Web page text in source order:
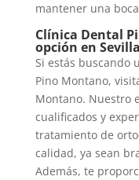
mantener una
Clínica Dental
opción en Sevilla
Si estás buscando
Pino Montano,
Montano. Nuestro
cualificados y
tratamiento de
calidad, ya sean
Además, te